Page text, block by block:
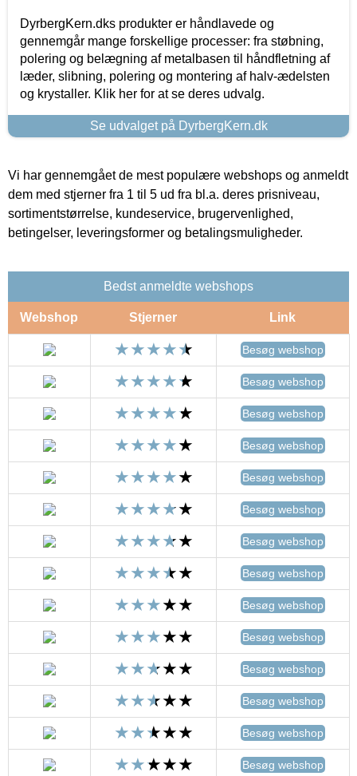
DyrbergKern.dks produkter er håndlavede og
gennemgår mange forskellige processer: fra støbning,
polering og belægning af metalbasen til håndfletning af
læder, slibning, polering og montering af halv-ædelsten
og krystaller. Klik her for at se deres udvalg.
Se udvalget på DyrbergKern.dk
Vi har gennemgået de mest populære webshops og anmeldt
dem med stjerner fra 1 til 5 ud fra bl.a. deres prisniveau,
sortimentstørrelse, kundeservice, brugervenlighed,
betingelser, leveringsformer og betalingsmuligheder.
Bedst anmeldte webshops
Webshop Stjerner Link
Besøg webshop
Besøg webshop
Besøg webshop
Besøg webshop
Besøg webshop
Besøg webshop
Besøg webshop
Besøg webshop
Besøg webshop
Besøg webshop
Besøg webshop
Besøg webshop
Besøg webshop
Besøg webshop